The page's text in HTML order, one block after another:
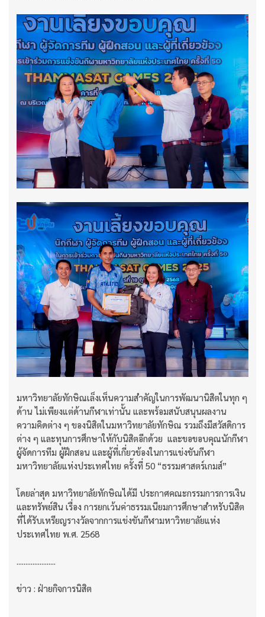
มหาวิทยาลัยทักษิณเล็งเห็นความสำคัญในการพัฒนานิสิตในทุก ๆ
ด้าน ไม่เพียงแต่ด้านกีฬาเท่านั้น และพร้อมสนับสนุนผลงาน
ความคิดต่าง ๆ ของนิสิตในมหาวิทยาลัยทักษิณ รวมถึงมีสวัสดิการ
ต่าง ๆ และทุนการศึกษาให้กับนิสิตอีกด้วย และขอขอบคุณนักกีฬา
ผู้จัดการทีม ผู้ฝึกสอน และผู้ที่เกี่ยวข้องในการแข่งขันกีฬา
มหาวิทยาลัยแห่งประเทศไทย ครั้งที่ 50 “ธรรมศาสตร์เกมส์”
โดยล่าสุด มหาวิทยาลัยทักษิณได้มี ประกาศคณะกรรมการการเงิน
และทรัพย์สิน เรื่อง การยกเว้นค่าธรรมเนียมการศึกษาสำหรับนิสิต
ที่ได้รับเหรียญรางวัลจากการแข่งขันกีฬามหาวิทยาลัยแห่ง
ประเทศไทย พ.ศ. 2568
ข่าว : ฝ่ายกิจการนิสิต